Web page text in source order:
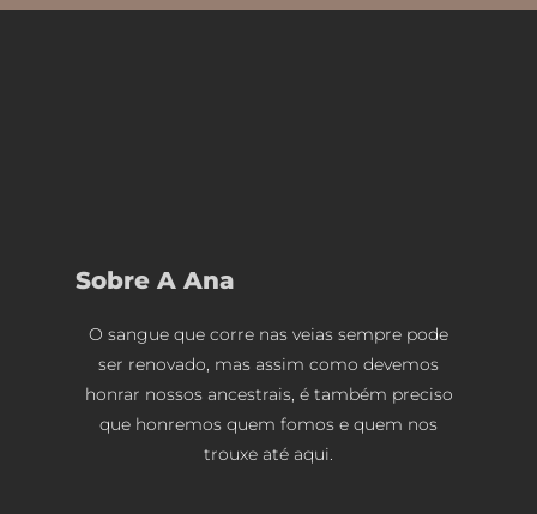
Sobre A Ana
O sangue que corre nas veias sempre pode
ser renovado, mas assim como devemos
honrar nossos ancestrais, é também preciso
que honremos quem fomos e quem nos
trouxe até aqui.